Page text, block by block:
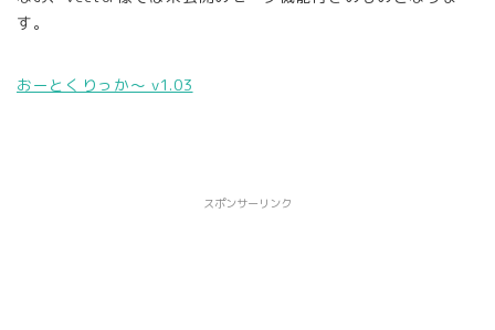
す。
おーとくりっか～ v1.03
スポンサーリンク